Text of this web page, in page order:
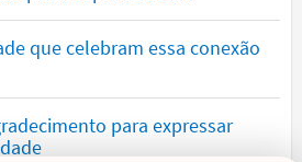
que celebram essa conexão
para expressar